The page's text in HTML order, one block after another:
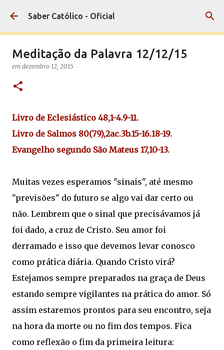
Pular para o conteúdo principal
Saber Católico - Oficial
Meditação da Palavra 12/12/15
em dezembro 12, 2015
Livro de Eclesiástico 48,1-4.9-11.
Livro de Salmos 80(79),2ac.3b.15-16.18-19.
Evangelho segundo São Mateus 17,10-13.
Muitas vezes esperamos "sinais", até mesmo
"previsões" do futuro se algo vai dar certo ou
não. Lembrem que o sinal que precisávamos já
foi dado, a cruz de Cristo. Seu amor foi
derramado e isso que devemos levar conosco
como prática diária. Quando Cristo virá?
Estejamos sempre preparados na graça de Deus
estando sempre vigilantes na prática do amor. Só
assim estaremos prontos para seu encontro, seja
na hora da morte ou no fim dos tempos. Fica
como reflexão o fim da primeira leitura: